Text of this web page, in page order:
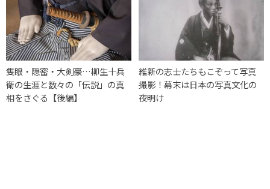
隻眼・隠密・大剣豪…柳生十兵
衛の生涯と数々の「伝説」の真
相をさぐる【後編】
維新の志士たちもこぞって写真
撮影！幕末は日本の写真文化の
夜明け